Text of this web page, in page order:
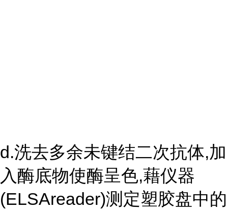
d.洗去多余未键结二次抗体,加
入酶底物使酶呈色,藉仪器
(ELSAreader)测定塑胶盘中的